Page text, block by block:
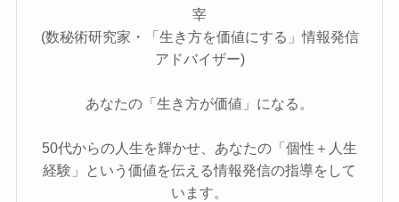
宰
(数秘術研究家・「生き方を価値にする」情報発信
アドバイザー)
あなたの「生き方が価値」になる。
50代からの人生を輝かせ、あなたの「個性＋人生
経験」という価値を伝える情報発信の指導をして
います。